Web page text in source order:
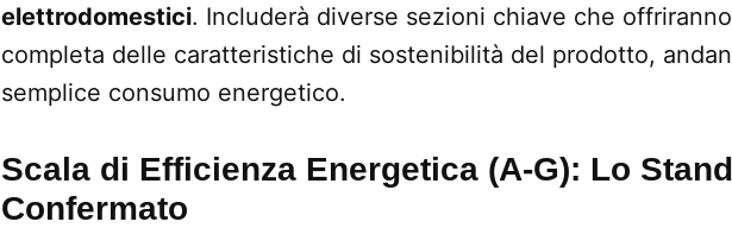
elettrodomestici. Includerà diverse sezioni chiave che
completa delle caratteristiche di sostenibilità del prodotto,
semplice consumo energetico.
Scala di Efficienza Energetica (A-G): Lo
Confermato